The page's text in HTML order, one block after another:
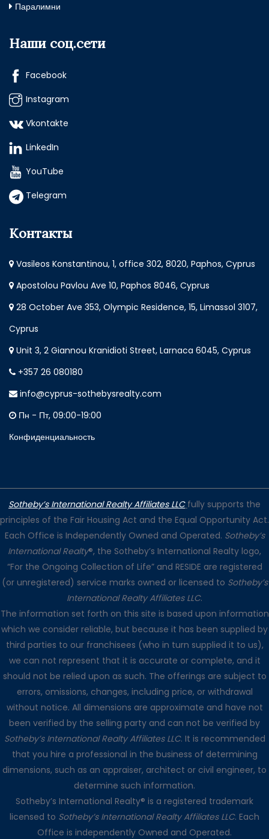
Паралимни
Наши соц.сети
Facebook
Instagram
Vkontakte
LinkedIn
YouTube
Telegram
Контакты
Vasileos Konstantinou, 1, office 302, 8020, Paphos, Cyprus
Apostolou Pavlou Ave 10, Paphos 8046, Cyprus
28 October Ave 353, Olympic Residence, 15, Limassol 3107,
Cyprus
Unit 3, 2 Giannou Kranidioti Street, Larnaca 6045, Cyprus
+357 26 080180
info@cyprus-sothebysrealty.com
Пн - Пт, 09:00-19:00
Конфиденциальность
Sotheby’s International Realty Affiliates LLC fully supports the
principles of the Fair Housing Act and the Equal Opportunity Act.
Each Office is Independently Owned and Operated. Sotheby’s
International Realty®, the Sotheby’s International Realty logo,
“For the Ongoing Collection of Life” and RESIDE are registered
(or unregistered) service marks owned or licensed to Sotheby’s
International Realty Affiliates LLC.
The information set forth on this site is based upon information
which we consider reliable, but because it has been supplied by
third parties to our franchisees (who in turn supplied it to us),
we can not represent that it is accurate or complete, and it
should not be relied upon as such. The offerings are subject to
errors, omissions, changes, including price, or withdrawal
without notice. All dimensions are approximate and have not
been verified by the selling party and can not be verified by
Sotheby’s International Realty Affiliates LLC. It is recommended
that you hire a professional in the business of determining
dimensions, such as an appraiser, architect or civil engineer, to
determine such information.
Sotheby’s International Realty® is a registered trademark
licensed to Sotheby’s International Realty Affiliates LLC. Each
Office is independently Owned and Operated.